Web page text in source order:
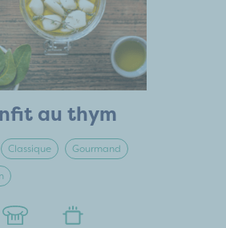
au thym
Classique Gourmand